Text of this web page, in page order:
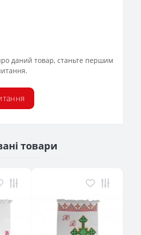
даний товар, станьте першим
товари